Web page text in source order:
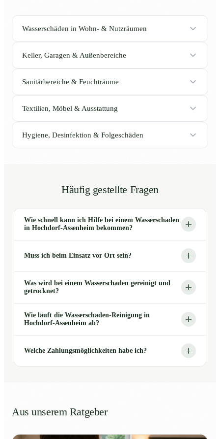
Wasserschäden in Wohn- & Nutzräumen
Keller, Garagen & Außenbereiche
Sanitärbereiche & Feuchträume
Textilien, Möbel & Ausstattung
Hygiene, Desinfektion & Folgeschäden
Häufig gestellte Fragen
Wie schnell kann ich Hilfe bei einem Wasserschaden
in Hochdorf-Assenheim bekommen?
Muss ich beim Einsatz vor Ort sein?
Was wird bei einem Wasserschaden gereinigt und
getrocknet?
Wie läuft die Wasserschaden-Reinigung in
Hochdorf-Assenheim ab?
Welche Zahlungsmöglichkeiten habe ich?
Aus unserem Ratgeber